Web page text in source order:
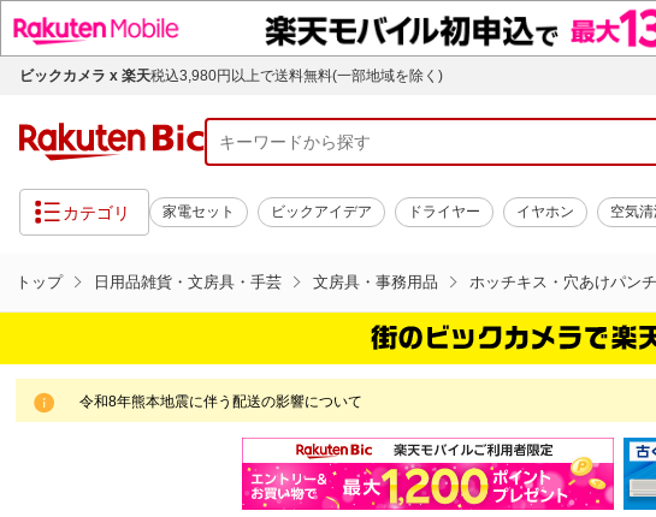
ビックカメラ x 楽天税込3,980円以上で送料無料(一部地域を除く)
カテゴリ 家電セット ビックアイデア ドライヤー イヤホン 空気
トップ 日用品雑貨・文房具・手芸 文房具・事務用品 ホッチキス・穴あけパンチ
令和8年熊本地震に伴う配送の影響について